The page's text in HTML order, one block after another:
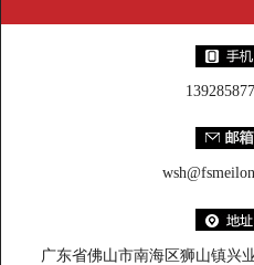
广东省佛山市南海区狮山镇兴